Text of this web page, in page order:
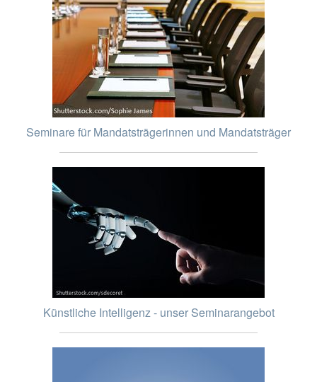
Seminare für Mandatsträgerinnen und Mandatsträger
Künstliche Intelligenz - unser Seminarangebot